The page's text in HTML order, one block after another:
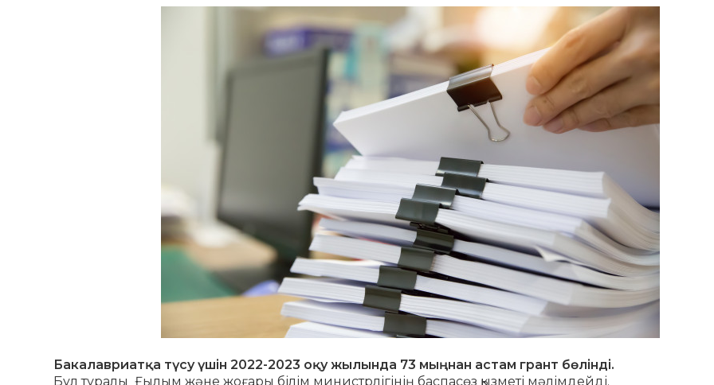
Бакалавриатқа түсу үшін 2022-2023 оқу жылында 73 мыңнан астам грант бөлінді.
Бұл туралы Ғылым және жоғары білім министрлігінің баспасөз қызметі мәлімдейді.